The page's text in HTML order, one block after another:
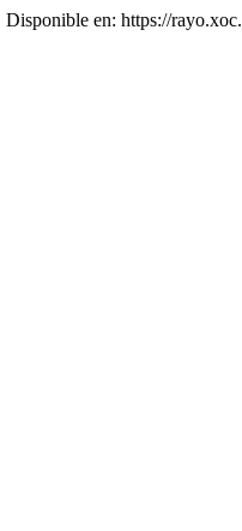
Disponible en: https://